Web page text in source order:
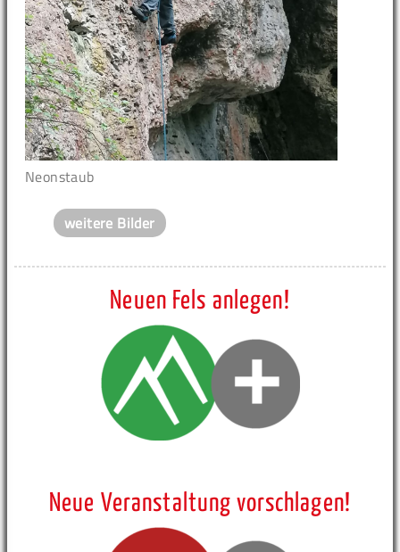
Neonstaub
weitere Bilder
Neuen Fels anlegen!
Neue Veranstaltung vorschlagen!